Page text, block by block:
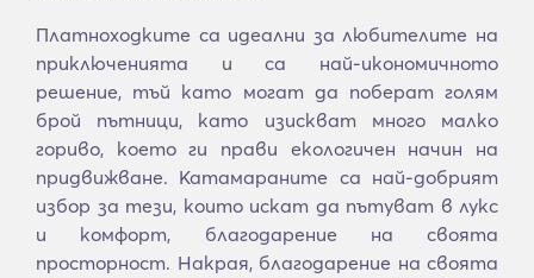
Платноходките са идеални за любителите на
приключенията и са най-икономичното
решение, тъй като могат да поберат голям
брой пътници, като изискват много малко
гориво, което ги прави екологичен начин на
придвижване. Катамараните са най-добрият
избор за тези, които искат да пътуват в лукс
и комфорт, благодарение на своята
просторност. Накрая, благодарение на своята